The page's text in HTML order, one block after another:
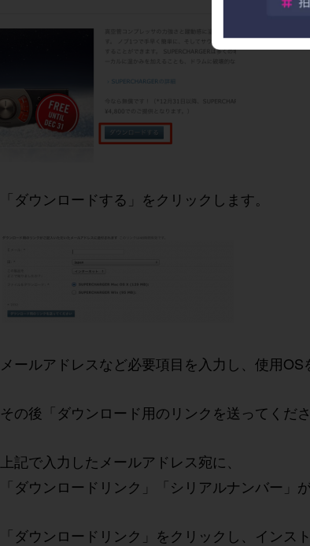
「ダウンロードする」をクリックします。
メールアドレスなど必要項目を入力し、使用OS
その後「ダウンロード用のリンクを送ってくだ
上記で入力したメールアドレス宛に、
「ダウンロードリンク」「シリアルナンバー」
「ダウンロードリンク」をクリックし、インス